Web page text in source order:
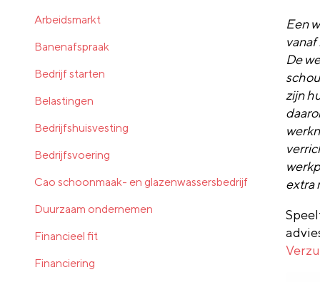
Een
De
zijn
extra
Arbeidsmarkt
Banenafspraak
Bedrijf starten
Belastingen
Bedrijfshuisvesting
Bedrijfsvoering
Cao schoonmaak- en glazenwassersbedrijf
Duurzaam ondernemen
Financieel fit
Financiering